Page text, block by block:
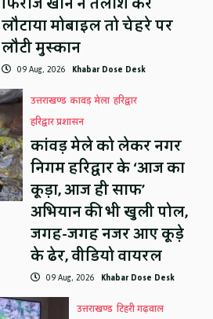
लौटाया मोबाइल तो चेहरे पर
लौटी मुस्कान
09 Aug, 2026 Khabar Dose Desk
उत्तराखण्ड कावड़ मेला हरिद्वार
हरिद्वार प्रशासन
कांवड़ मेले को लेकर नगर
निगम हरिद्वार के ‘आज का
कूड़ा, आज ही साफ’
अभियान की भी खुली पोल,
जगह-जगह नजर आए कूड़े
के ढेर, वीडियो वायरल
09 Aug, 2026 Khabar Dose Desk
उत्तराखण्ड टिहरी गढ़वाल